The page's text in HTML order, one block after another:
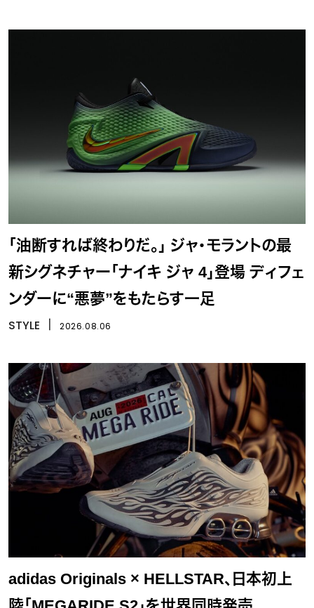
「油断すれば終わりだ。」 ジャ・モラントの最
新シグネチャー「ナイキ ジャ 4」登場 ディフェ
ンダーに“悪夢”をもたらす一足
STYLE 2026.08.06
adidas Originals × HELLSTAR、日本初上